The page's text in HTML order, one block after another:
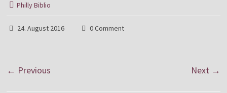
Philly Biblio
24. August 2016 0 Comment
← Previous Next →